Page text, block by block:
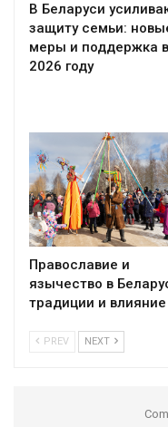
В Беларуси
защиту семьи:
меры и поддержка в
2026 году
Православие и
язычество в
традиции и влияние
PREV NEXT